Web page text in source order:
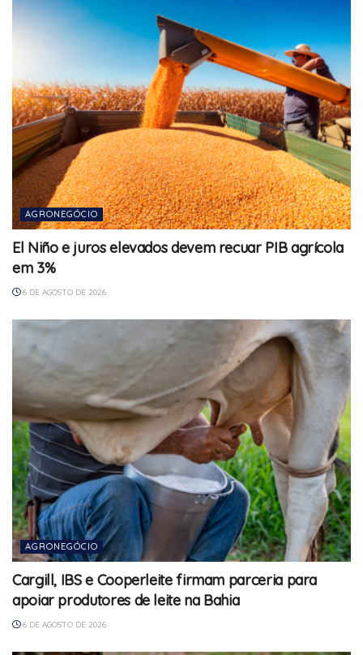
AGRONEGÓCIO
El Niño e juros elevados devem recuar PIB agrícola
em 3%
6 DE AGOSTO DE 2026
AGRONEGÓCIO
Cargill, IBS e Cooperleite firmam parceria para
apoiar produtores de leite na Bahia
6 DE AGOSTO DE 2026